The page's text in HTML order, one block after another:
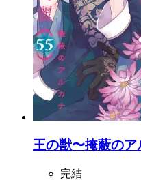
王の獣〜掩蔽の
完結